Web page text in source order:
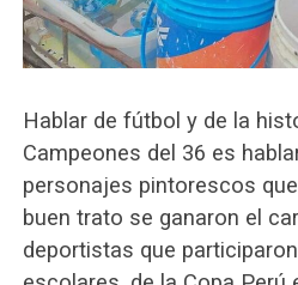
Hablar de fútbol y de la
Campeones del 36 es
personajes pintorescos
buen trato se ganaron el
deportistas que